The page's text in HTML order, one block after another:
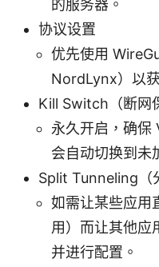
的服务器。
协议设置
优先使用
NordLynx）以
Kill Switch（断网
永久开启，确保
会自动切换到未
Split Tunneling（
如需让某些应用
用）而让其他应
并进行配置。